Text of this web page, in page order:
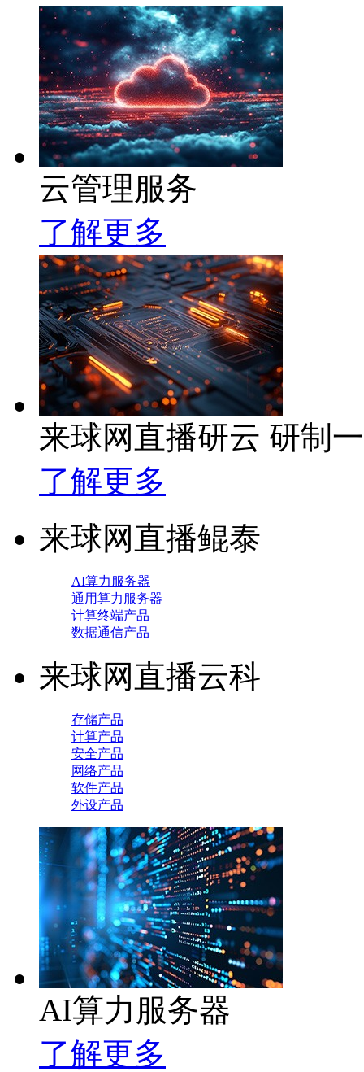
云管理服务
了解更多
来球网直播研云 研制
了解更多
来球网直播鲲泰
AI算力服务器
通用算力服务器
计算终端产品
数据通信产品
来球网直播云科
存储产品
计算产品
安全产品
网络产品
软件产品
外设产品
AI算力服务器
了解更多